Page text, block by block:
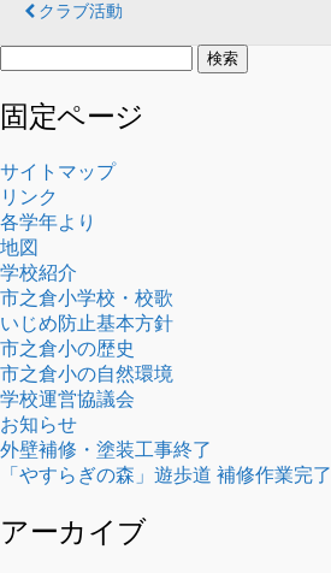
クラブ活動
固定ページ
サイトマップ
リンク
各学年より
地図
学校紹介
市之倉小学校・校歌
いじめ防止基本方針
市之倉小の歴史
市之倉小の自然環境
学校運営協議会
お知らせ
外壁補修・塗装工事終了
「やすらぎの森」遊歩道 補修作業完了
アーカイブ